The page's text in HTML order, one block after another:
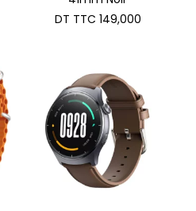
DT TTC 149,000